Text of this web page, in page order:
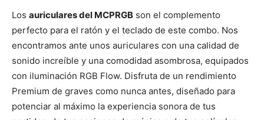
Los auriculares del MCPRGB son el complemento
perfecto para el ratón y el teclado de este combo. Nos
encontramos ante unos auriculares con una calidad de
sonido increíble y una comodidad asombrosa, equipados
con iluminación RGB Flow. Disfruta de un rendimiento
Premium de graves como nunca antes, diseñado para
potenciar al máximo la experiencia sonora de tus